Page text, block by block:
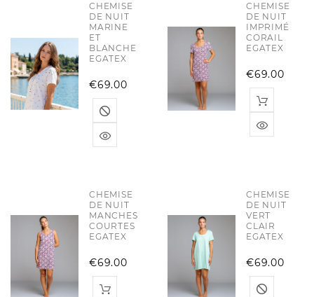
CHEMISE
DE NUIT
MARINE
ET
BLANCHE
EGATEX
€69.00
CHEMISE
DE NUIT
IMPRIMÉ
CORAIL
EGATEX
€69.00
CHEMISE
DE NUIT
MANCHES
COURTES
EGATEX
€69.00
CHEMISE
DE NUIT
VERT
CLAIR
EGATEX
€69.00